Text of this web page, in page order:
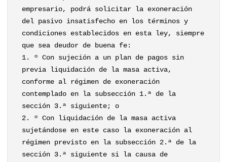
empresario, podrá solicitar la exoneración
del pasivo insatisfecho en los términos y
condiciones establecidos en esta ley, siempre
que sea deudor de buena fe:
1. º Con sujeción a un plan de pagos sin
previa liquidación de la masa activa,
conforme al régimen de exoneración
contemplado en la subsección 1.ª de la
sección 3.ª siguiente; o
2. º Con liquidación de la masa activa
sujetándose en este caso la exoneración al
régimen previsto en la subsección 2.ª de la
sección 3.ª siguiente si la causa de